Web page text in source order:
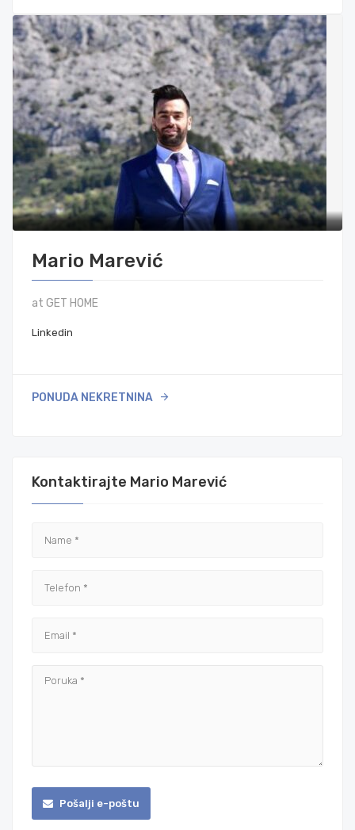
Mario Marević
at GET HOME
Linkedin
PONUDA NEKRETNINA
Kontaktirajte Mario Marević
Pošalji e-poštu